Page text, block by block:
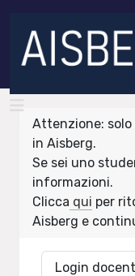
Attenzione:
in Aisberg.
Se sei uno
informazioni.
Clicca qui per
Aisberg e
Login